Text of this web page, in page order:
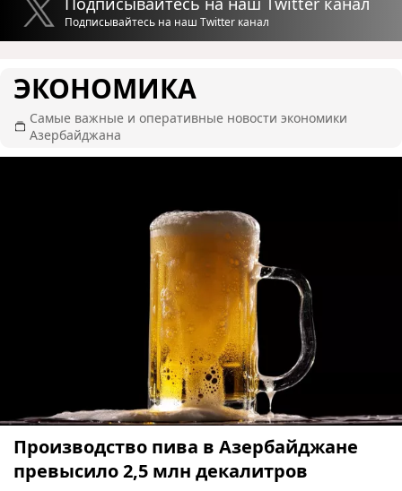
Подписывайтесь на наш Twitter канал
ЭКОНОМИКА
Самые важные и оперативные новости экономики
Азербайджана
Производство пива в Азербайджане
превысило 2,5 млн декалитров